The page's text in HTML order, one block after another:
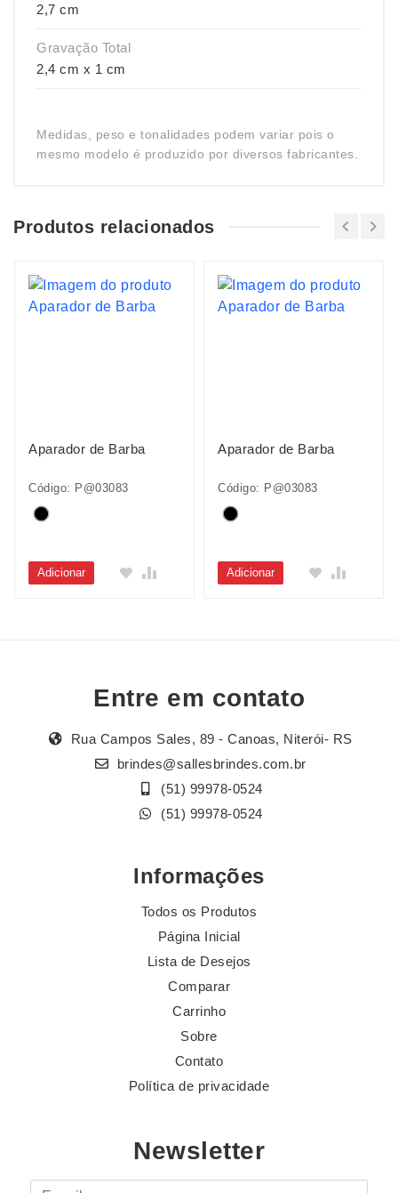
2,7 cm
Gravação Total
2,4 cm x 1 cm
Medidas, peso e tonalidades podem variar pois o
mesmo modelo é produzido por diversos fabricantes.
Produtos relacionados
Aparador de Barba
Código: P@03083
Adicionar
Aparador de Barba
Código: P@03083
Adicionar
Entre em contato
Rua Campos Sales, 89 - Canoas, Niterói- RS
brindes@sallesbrindes.com.br
(51) 99978-0524
(51) 99978-0524
Informações
Todos os Produtos
Página Inicial
Lista de Desejos
Comparar
Carrinho
Sobre
Contato
Política de privacidade
Newsletter
E-mail